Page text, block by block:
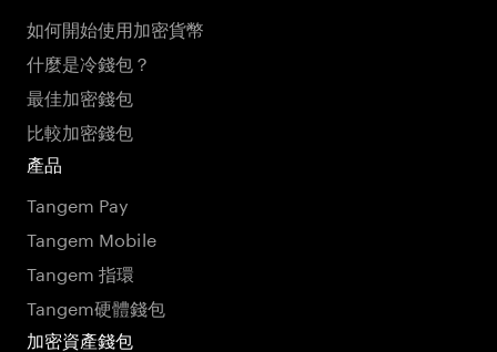
如何開始使用加密貨幣
什麼是冷錢包？
最佳加密錢包
比較加密錢包
產品
Tangem Pay
Tangem Mobile
Tangem 指環
Tangem硬體錢包
加密資產錢包